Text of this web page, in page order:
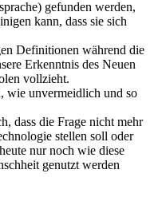
gefunden werden,
kann, dass sie sich
Definitionen während die
Erkenntnis des Neuen
vollzieht.
wie unvermeidlich und so
dass die Frage nicht mehr
stellen soll oder
nur noch wie diese
genutzt werden